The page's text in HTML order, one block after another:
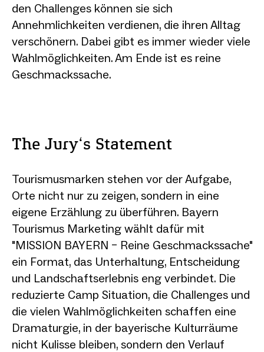
den Challenges können sie sich
Annehmlichkeiten verdienen, die ihren Alltag
verschönern. Dabei gibt es immer wieder viele
Wahlmöglichkeiten. Am Ende ist es reine
Geschmackssache.
The Jury‘s Statement
Tourismusmarken stehen vor der Aufgabe,
Orte nicht nur zu zeigen, sondern in eine
eigene Erzählung zu überführen. Bayern
Tourismus Marketing wählt dafür mit
"MISSION BAYERN – Reine Geschmackssache"
ein Format, das Unterhaltung, Entscheidung
und Landschaftserlebnis eng verbindet. Die
reduzierte Camp Situation, die Challenges und
die vielen Wahlmöglichkeiten schaffen eine
Dramaturgie, in der bayerische Kulturräume
nicht Kulisse bleiben, sondern den Verlauf